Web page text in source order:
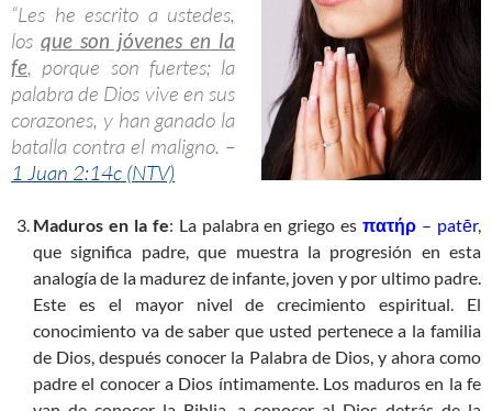
“Les he escrito a ustedes,
los que son jóvenes en la
fe, porque son fuertes; la
palabra de Dios vive en sus
corazones, y han ganado la
batalla contra el maligno. –
1 Juan 2:14c (NTV)
Maduros en la fe: La palabra en griego esπατήρ – patēr,
que significa padre, que muestra la progresión en esta
analogía de la madurez de infante, joven y por ultimo padre.
Este es el mayor nivel de crecimiento espiritual. El
conocimiento va de saber que usted pertenece a la familia
de Dios, después conocer la Palabra de Dios, y ahora como
padre el conocer a Dios íntimamente. Los maduros en la fe